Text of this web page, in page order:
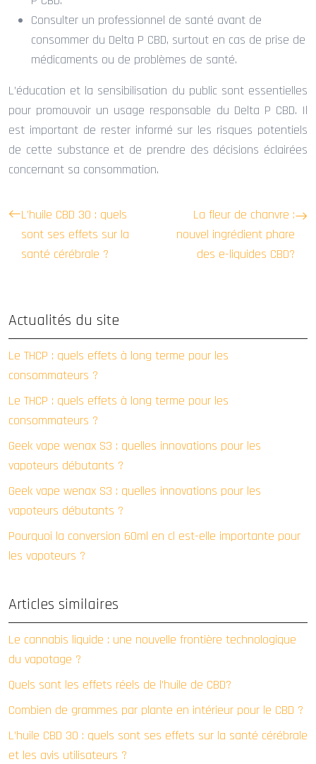
Consulter un professionnel de santé avant de
consommer du Delta P CBD, surtout en cas de prise de
médicaments ou de problèmes de santé.
L’éducation et la sensibilisation du public sont essentielles
pour promouvoir un usage responsable du Delta P CBD. Il
est important de rester informé sur les risques potentiels
de cette substance et de prendre des décisions éclairées
concernant sa consommation.
L’huile CBD 30 : quels
sont ses effets sur la
santé cérébrale ?
La fleur de chanvre :
nouvel ingrédient phare
des e-liquides CBD?
Actualités du site
Le THCP : quels effets à long terme pour les
consommateurs ?
Le THCP : quels effets à long terme pour les
consommateurs ?
Geek vape wenax S3 : quelles innovations pour les
vapoteurs débutants ?
Geek vape wenax S3 : quelles innovations pour les
vapoteurs débutants ?
Pourquoi la conversion 60ml en cl est-elle importante pour
les vapoteurs ?
Articles similaires
Le cannabis liquide : une nouvelle frontière technologique
du vapotage ?
Quels sont les effets réels de l’huile de CBD?
Combien de grammes par plante en intérieur pour le CBD ?
L’huile CBD 30 : quels sont ses effets sur la santé cérébrale
et les avis utilisateurs ?